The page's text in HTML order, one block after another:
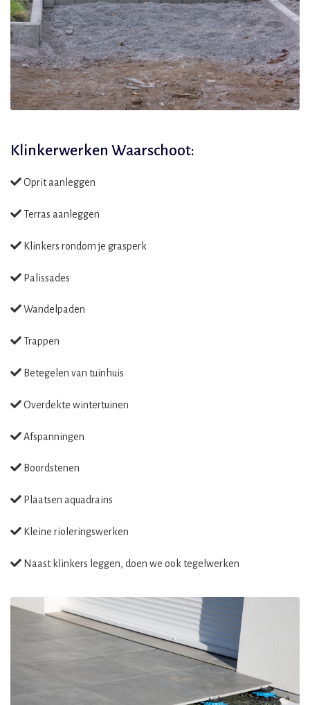
Klinkerwerken Waarschoot:
Oprit aanleggen
Terras aanleggen
Klinkers rondom je grasperk
Palissades
Wandelpaden
Trappen
Betegelen van tuinhuis
Overdekte wintertuinen
Afspanningen
Boordstenen
Plaatsen aquadrains
Kleine rioleringswerken
Naast klinkers leggen, doen we ook tegelwerken